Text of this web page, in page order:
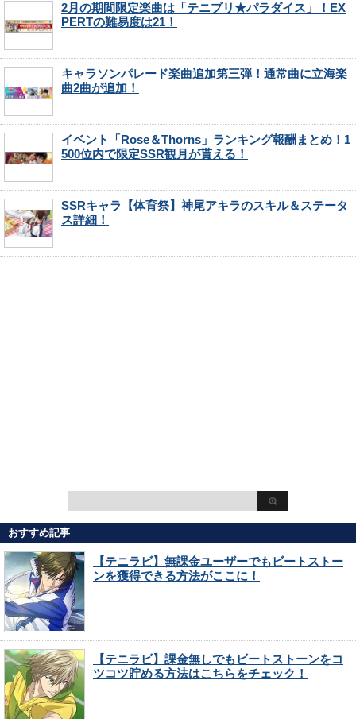
2月の期間限定楽曲は「テニプリ★パラダイス」！EX
PERTの難易度は21！
キャラソンパレード楽曲追加第三弾！通常曲に立海楽
曲2曲が追加！
イベント「Rose＆Thorns」ランキング報酬まとめ！1
500位内で限定SSR観月が貰える！
SSRキャラ【体育祭】神尾アキラのスキル＆ステータ
ス詳細！
おすすめ記事
【テニラビ】無課金ユーザーでもビートストー
ンを獲得できる方法がここに！
【テニラビ】課金無しでもビートストーンをコ
ツコツ貯める方法はこちらをチェック！